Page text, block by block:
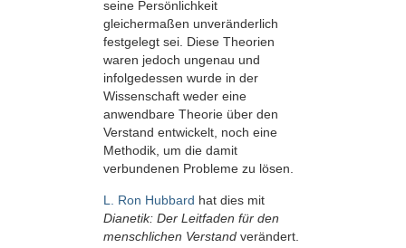
seine Persönlichkeit
gleichermaßen unveränderlich
festgelegt sei. Diese Theorien
waren jedoch ungenau und
infolgedessen wurde in der
Wissenschaft weder eine
anwendbare Theorie über den
Verstand entwickelt, noch eine
Methodik, um die damit
verbundenen Probleme zu lösen.
L. Ron Hubbard hat dies mit
Dianetik: Der Leitfaden für den
menschlichen Verstand verändert.